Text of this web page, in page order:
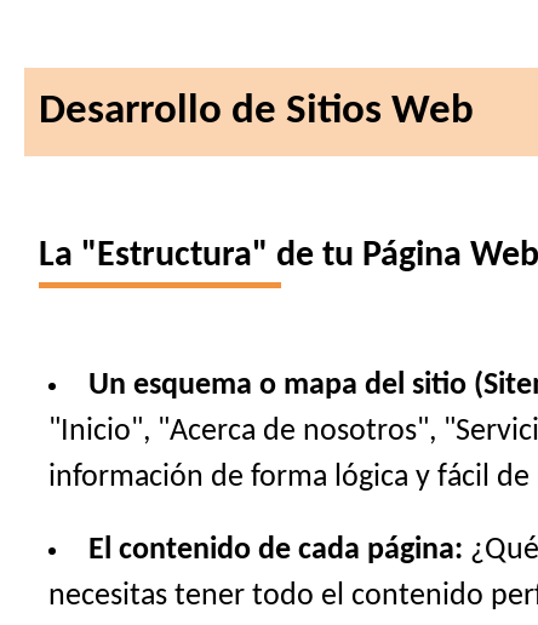
Desarrollo de Sitios Web
La "Estructura" de tu Página
Un esquema o mapa del sitio
"Inicio", "Acerca de nosotros",
información de forma lógica y fácil
El contenido de cada página:
necesitas tener todo el contenido